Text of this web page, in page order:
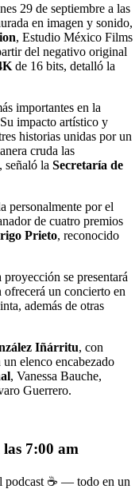
29 de septiembre a las
en imagen y sonido,
, Estudio México Films
del negativo original
de 16 bits, detalló la
importantes en la
impacto artístico y
historias unidas por un
cruda las
señaló la Secretaría de
personalmente por el
de cuatro premios
Prieto, reconocido
se presentará
ofrecerá un concierto en
además de otras
Iñárritu, con
elenco encabezado
, Vanessa Bauche,
Guerrero.
7:00 am
podcast ☕ — todo en un